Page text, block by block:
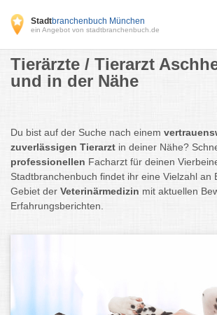
Stadtbranchenbuch München
ein Angebot von stadtbranchenbuch.de
Tierärzte / Tierarzt
und in der Nähe
Du bist auf der Suche nach einem
zuverlässigen Tierarzt in deiner Nähe?
professionellen Facharzt für deinen
Stadtbranchenbuch findet ihr eine Vielzahl an
Gebiet der Veterinärmedizin mit aktuellen
Erfahrungsberichten.